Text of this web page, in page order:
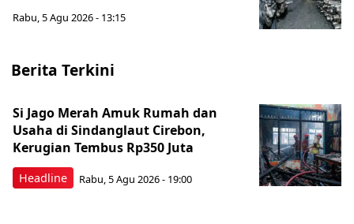
Rabu, 5 Agu 2026 - 13:15
Berita Terkini
Headline
Si Jago Merah Amuk Rumah dan
Usaha di Sindanglaut Cirebon,
Kerugian Tembus Rp350 Juta
Rabu, 5 Agu 2026 - 19:00